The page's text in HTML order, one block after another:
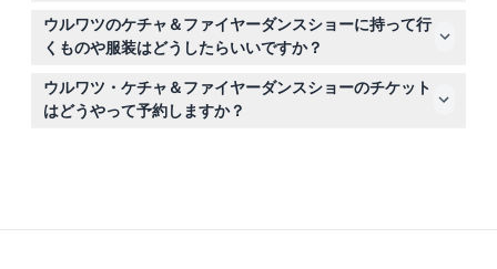
申し訳ありませんが、すべての予約は返金不可で、キャン
セルはできません。
ウルワツのケチャ＆ファイヤーダンスショーに持って行
くものや服装はどうしたらいいですか？
屋外の夜のイベントに適した快適な服装でお越しくださ
い。崖の近くは風が強くなることがあるので、軽いジャケ
ットを持参すると良いでしょう。
ウルワツ・ケチャ＆ファイヤーダンスショーのチケット
はどうやって予約しますか？